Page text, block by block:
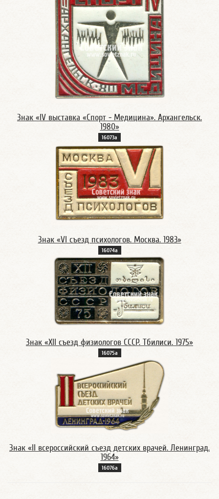
Знак «IV выставка «Спорт - Медицина». Архангельск.
1980»
16073а
Знак «VI съезд психологов. Москва. 1983»
16074а
Знак «XII съезд физиологов СССР. Тбилиси. 1975»
16075а
Знак «II всероссийский съезд детских врачей. Ленинград.
1964»
16076а